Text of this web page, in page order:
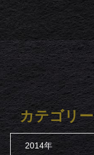
カテゴリー
2014年